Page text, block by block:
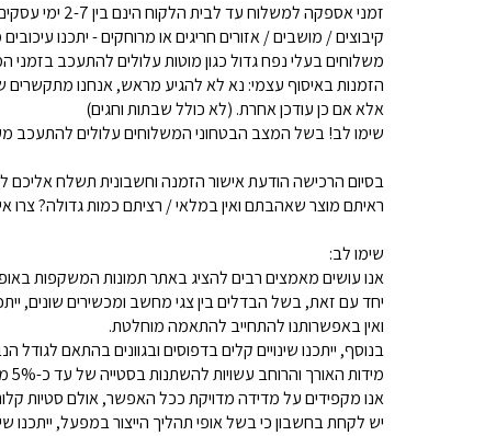
זמני אספקה למשלוח עד לבית הלקוח הינם בין 2-7 ימי עסקים. (לא כולל שבתות וחגים)
קיבוצים / מושבים / אזורים חריגים או מרוחקים - יתכנו
משלוחים בעלי נפח גדול כגון מוטות עלולים להתעכב בזמני
הזמנות באיסוף עצמי: נא לא להגיע מראש, אנחנו מתקשרים
אלא אם כן עודכן אחרת. (לא כולל שבתות וחגים)
שימו לב! בשל המצב הבטחוני המשלוחים עלולים להתעכב
בסיום הרכישה הודעת אישור הזמנה וחשבונית תשלח אליכם
ראיתם מוצר שאהבתם ואין במלאי / רציתם כמות גדולה? צרו איתנו קשר
שימו לב:
אנו עושים מאמצים רבים להציג באתר תמונות המשקפות
יחד עם זאת, בשל הבדלים בין צגי מחשב ומכשירים שונים,
ואין באפשרותנו להתחייב להתאמה מוחלטת.
בנוסף, ייתכנו שינויים קלים בדפוסים ובגוונים בהתאם לגודל
מידות האורך והרוחב עשויות להשתנות בסטייה של עד כ-5% מהמידות המפורסמות.
אנו מקפידים על מדידה מדויקת ככל האפשר, אולם סטיות קלות
יש לקחת בחשבון כי בשל אופי תהליך הייצור במפעל, ייתכנו